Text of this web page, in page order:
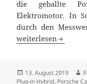
die geballte
Elektromotor. In
durch den
Porsche Cayenne
weiterlesen
Veröffentlicht
am
13. August 2019
Plug-in Hybrid, Porsche